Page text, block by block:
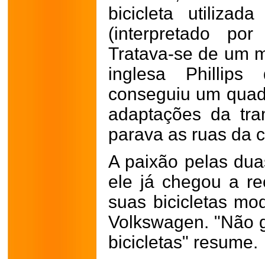
bicicleta
(interpretado por
Tratava-se de um
inglesa
conseguiu um
adaptações da
parava as ruas da
A paixão pelas
ele já chegou a
suas bicicletas
Volkswagen. "Não
bicicletas" resume.